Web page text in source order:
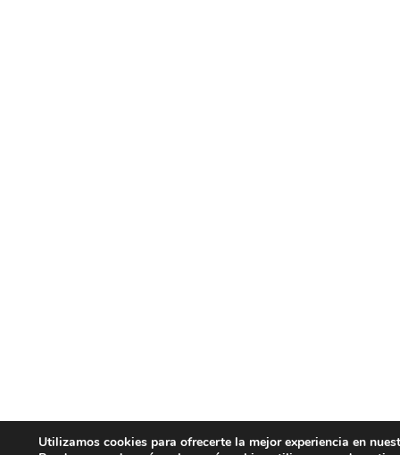
Utilizamos cookies para ofrecerte la mejor experiencia en